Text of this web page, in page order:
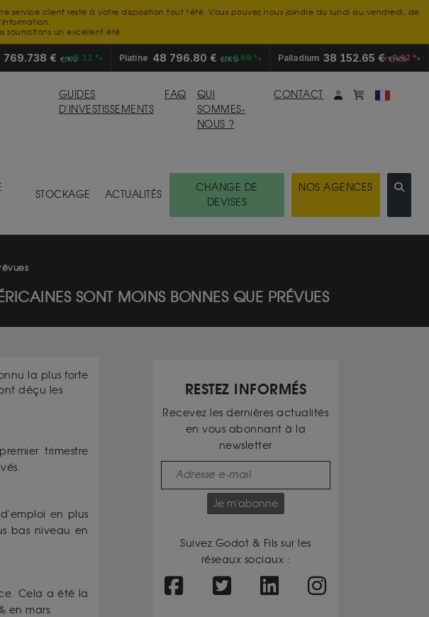
service client reste à votre disposition tout l'été. Vous pouvez nous joindre du lundi au vendredi, de
souhaitons un excellent été.
769.738 € €/KG+3.11 % Platine 48 796.80 € €/KG+0.89 % Palladium 38 152.65 € €/KG
-0.62 %
GUIDES
D'INVESTISSEMENTS
FAQ
QUI
SOMMES-
NOUS ?
CONTACT Mon compte
monpanier
STOCKAGE ACTUALITÉS
CHANGE DE
DEVISES
NOS AGENCES
SONT MOINS BONNES QUE PRÉVUES
la plus forte
déçu les
trimestre
en plus
bas niveau en
Cela a été la
en mars.
RESTEZ INFORMÉS
Recevez les dernières actualités
en vous abonnant à la
newsletter
Je m'abonne
Suivez Godot & Fils sur les
réseaux sociaux :